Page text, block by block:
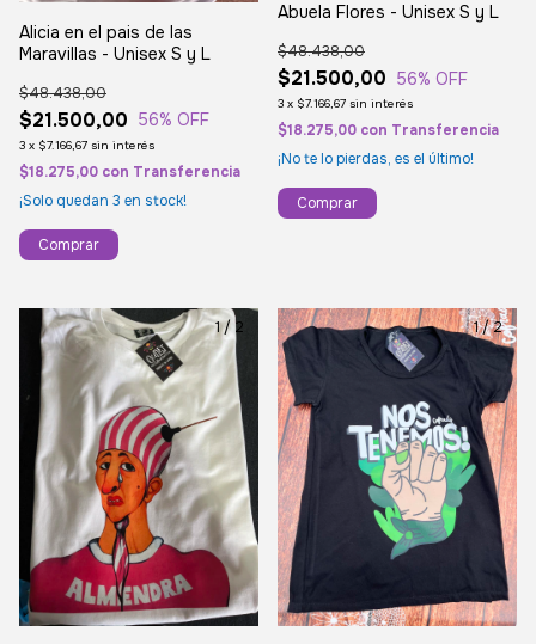
Alicia en el pais de las
Maravillas - Unisex S y L
$21.500,00
$48.438,00
56% OFF
3 x $7.166,67 sin interés
$18.275,00 con Transferencia
¡Solo quedan 3 en stock!
Comprar
Abuela Flores - Unisex S y L
$21.500,00
$48.438,00
56% OFF
3 x $7.166,67 sin interés
$18.275,00 con Transferencia
¡No te lo pierdas, es el último!
Comprar
1/ 2 1/2